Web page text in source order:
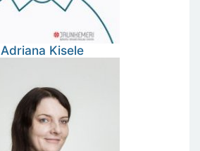
Adriana Kisele